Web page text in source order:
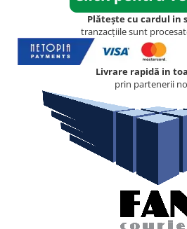
Plătește cu cardul in
tranzacțiile sunt
Livrare rapidă in
prin partenerii